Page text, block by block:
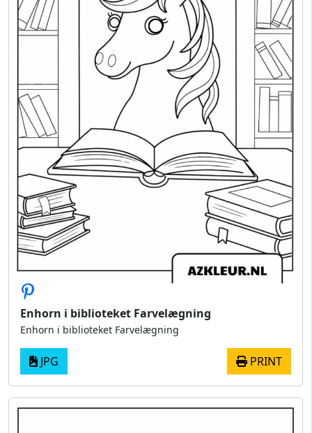
Enhorn i biblioteket Farvelægning
Enhorn i biblioteket Farvelægning
JPG PRINT